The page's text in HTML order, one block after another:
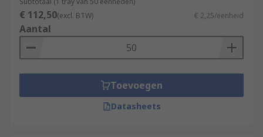
€ 112,50(excl. BTW) € 2,25/eenheid
Aantal
Toevoegen
Datasheets